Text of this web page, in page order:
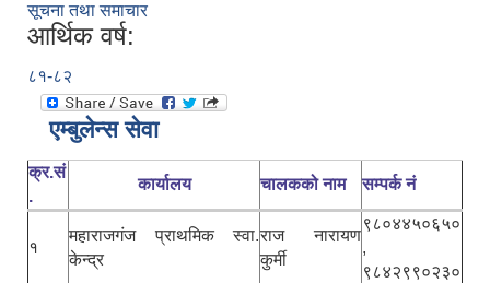
सूचना तथा समाचार
आर्थिक वर्ष:
८१-८२
एम्बुलेन्स सेवा
क्र.सं
.
कार्यालय चालकको नाम सम्पर्क नं
१
महाराजगंज प्राथमिक स्वा.
केन्द्र
राज नारायण
कुर्मी
९८०४४५०६५०
,
९८४२९९०२३०